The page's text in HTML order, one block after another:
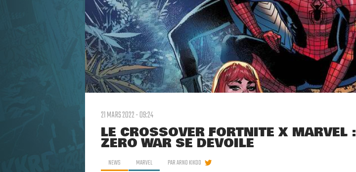
21 MARS 2022 - 09:24
LE CROSSOVER FORTNITE X MARVEL :
ZERO WAR SE DÉVOILE
NEWS MARVEL PARARNO KIKOO